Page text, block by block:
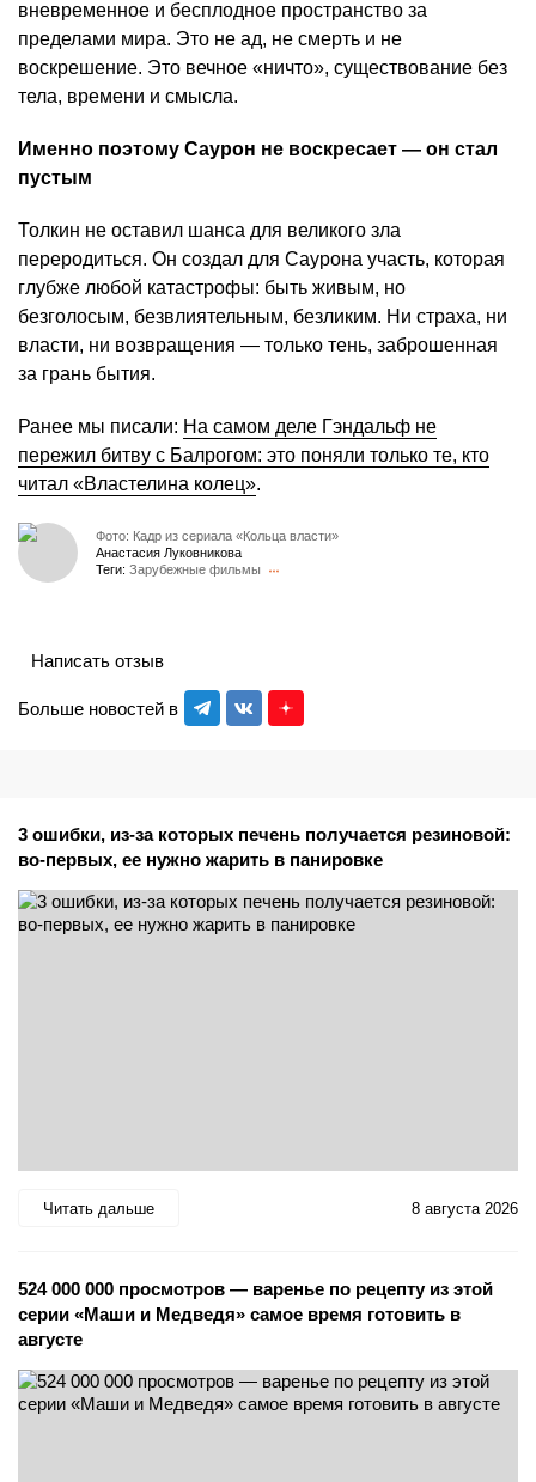
вневременное и бесплодное пространство за
пределами мира. Это не ад, не смерть и не
воскрешение. Это вечное «ничто», существование без
тела, времени и смысла.
Именно поэтому Саурон не воскресает — он стал
пустым
Толкин не оставил шанса для великого зла
переродиться. Он создал для Саурона участь, которая
глубже любой катастрофы: быть живым, но
безголосым, безвлиятельным, безликим. Ни страха, ни
власти, ни возвращения — только тень, заброшенная
за грань бытия.
Ранее мы писали: На самом деле Гэндальф не
пережил битву с Балрогом: это поняли только те, кто
читал «Властелина колец».
Фото: Кадр из сериала «Кольца власти»
Анастасия Луковникова
Теги: Зарубежные фильмы
Больше новостей в
Написать отзыв
3 ошибки, из-за которых печень получается резиновой:
во-первых, ее нужно жарить в панировке
Читать дальше 8 августа 2026
524 000 000 просмотров — варенье по рецепту из этой
серии «Маши и Медведя» самое время готовить в
августе